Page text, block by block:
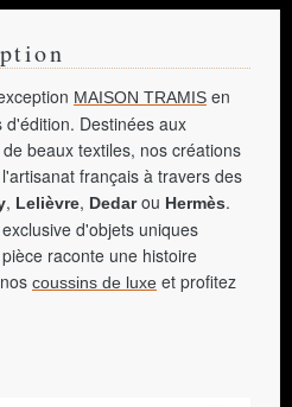
MAISON TRAMIS en
Destinées aux
beaux textiles, nos créations
français à travers des
, Lelièvre, Dedarou Hermès.
d'objets uniques
raconte une histoire
coussins de luxe et profitez